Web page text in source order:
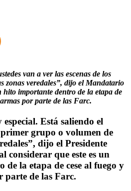
van a ver las escenas de los
zonas veredales”, dijo el Mandatario
hito importante dentro de la etapa de
por parte de las Farc.
Está saliendo el
grupo o volumen de
dijo el Presidente
considerar que este es un
la etapa de cese al fuego y
parte de las Farc.